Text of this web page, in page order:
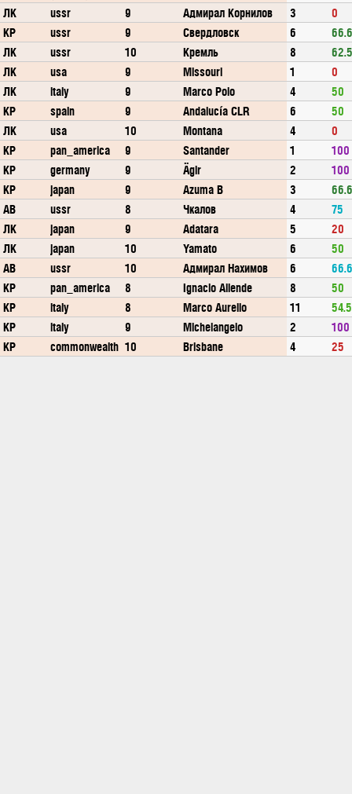
ЛК
ussr 9 Адмирал Корнилов 3
0
КР
ussr 9 Свердловск 6
ЛК
ussr 10 Кремль 8
62.5
ЛК
usa 9 Missouri 1
0
ЛК
italy 9 Marco Polo 4
50
КР
spain 9 Andalucía CLR 6
50
ЛК
usa 10 Montana 4
0
КР
pan_america 9 Santander 1
100
КР
germany 9 Ägir 2
100
КР
japan 9 Azuma B 3
АВ
ussr 8 Чкалов 4
75
ЛК
japan 9 Adatara 5
20
ЛК
japan 10 Yamato 6
50
АВ
ussr 10 Адмирал Нахимов 6
КР
pan_america 8 Ignacio Allende 8
50
КР
italy 8 Marco Aurelio 11
КР
italy 9 Michelangelo 2
100
КР
commonwealth 10 Brisbane 4 25